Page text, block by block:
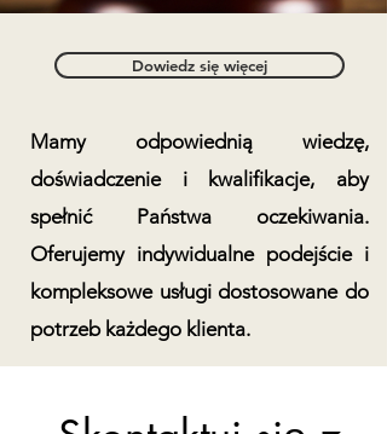
Dowiedz się więcej
Mamy odpowiednią wiedzę,
doświadczenie i kwalifikacje, aby
spełnić Państwa oczekiwania.
Oferujemy indywidualne podejście i
kompleksowe usługi dostosowane do
potrzeb każdego klienta.